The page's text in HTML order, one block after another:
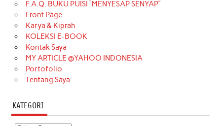
F.A.Q. BUKU PUISI “MENYESAP SENYAP”
Front Page
Karya & Kiprah
KOLEKSI E-BOOK
Kontak Saya
MY ARTICLE @YAHOO INDONESIA
Portofolio
Tentang Saya
KATEGORI